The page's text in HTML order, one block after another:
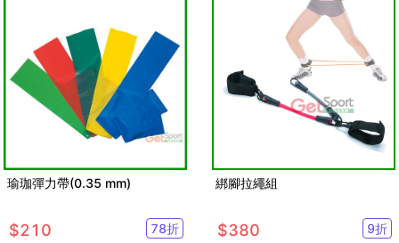
瑜珈彈力帶(0.35 mm)
$210 78折
綁腳拉繩組
$380 9折